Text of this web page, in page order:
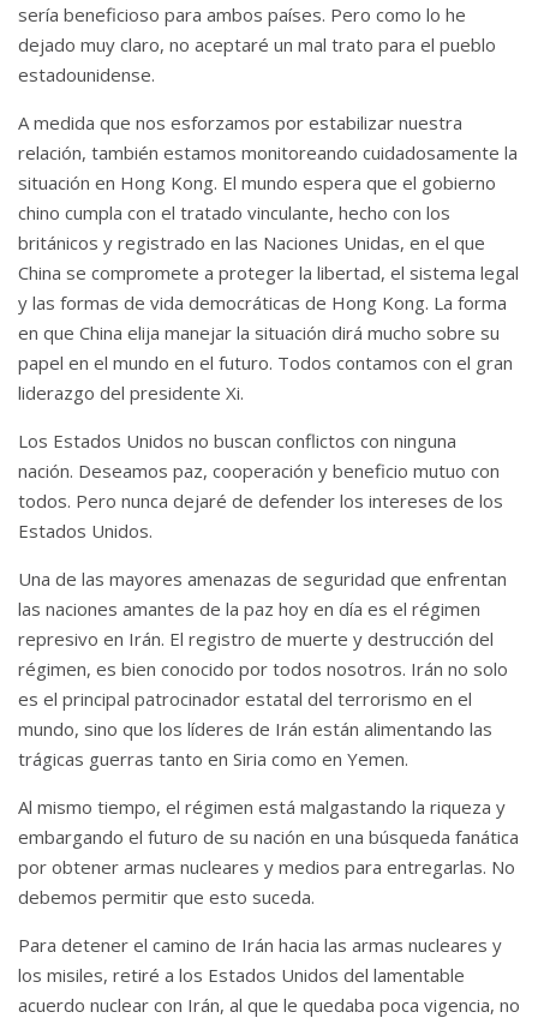
sería beneficioso para ambos países. Pero como lo he
dejado muy claro, no aceptaré un mal trato para el pueblo
estadounidense.
A medida que nos esforzamos por estabilizar nuestra
relación, también estamos monitoreando cuidadosamente la
situación en Hong Kong. El mundo espera que el gobierno
chino cumpla con el tratado vinculante, hecho con los
británicos y registrado en las Naciones Unidas, en el que
China se compromete a proteger la libertad, el sistema legal
y las formas de vida democráticas de Hong Kong. La forma
en que China elija manejar la situación dirá mucho sobre su
papel en el mundo en el futuro. Todos contamos con el gran
liderazgo del presidente Xi.
Los Estados Unidos no buscan conflictos con ninguna
nación. Deseamos paz, cooperación y beneficio mutuo con
todos. Pero nunca dejaré de defender los intereses de los
Estados Unidos.
Una de las mayores amenazas de seguridad que enfrentan
las naciones amantes de la paz hoy en día es el régimen
represivo en Irán. El registro de muerte y destrucción del
régimen, es bien conocido por todos nosotros. Irán no solo
es el principal patrocinador estatal del terrorismo en el
mundo, sino que los líderes de Irán están alimentando las
trágicas guerras tanto en Siria como en Yemen.
Al mismo tiempo, el régimen está malgastando la riqueza y
embargando el futuro de su nación en una búsqueda fanática
por obtener armas nucleares y medios para entregarlas. No
debemos permitir que esto suceda.
Para detener el camino de Irán hacia las armas nucleares y
los misiles, retiré a los Estados Unidos del lamentable
acuerdo nuclear con Irán, al que le quedaba poca vigencia, no